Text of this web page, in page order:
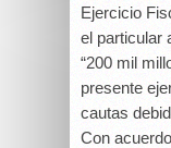
Ejercicio
el particular
“200 mil
presente
cautas
Con